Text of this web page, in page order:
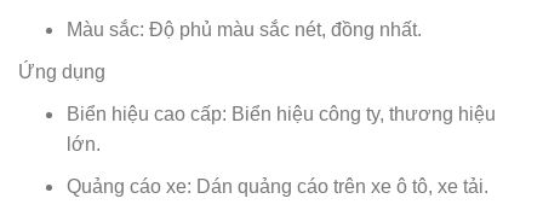
Màu sắc: Độ phủ màu sắc nét, đồng nhất.
Ứng dụng
Biển hiệu cao cấp: Biển hiệu công ty, thương hiệu
lớn.
Quảng cáo xe: Dán quảng cáo trên xe ô tô, xe tải.